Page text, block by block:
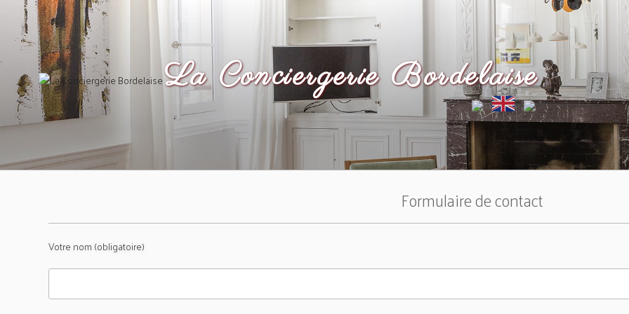
contenu
principal
La Conciergerie Bordelaise
Formulaire de contact
Votre nom (obligatoire)